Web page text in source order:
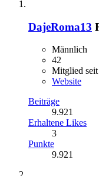
DajeRoma13
Männlich
42
Mitglied
Website
Beiträge
9.921
Erhaltene Likes
3
Punkte
9.921